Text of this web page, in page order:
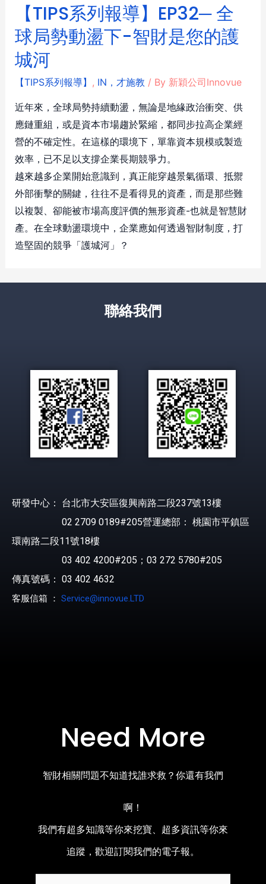
【TIPS系列報導】EP32─ 全
球局勢動盪下-智財是您的護
城河
【TIPS系列報導】 , IN，才施教 / By 新穎公司Innovue
近年來，全球局勢持續動盪，無論是地緣政治衝突、供
應鏈重組，或是資本市場趨於緊縮，都同步拉高企業經
營的不確定性。在這樣的環境下，單靠資本規模或製造
效率，已不足以支撐企業長期競爭力。
越來越多企業開始意識到，真正能穿越景氣循環、抵禦
外部衝擊的關鍵，往往不是看得見的資產，而是那些難
以複製、卻能被市場高度評價的無形資產-也就是智慧財
產。在全球動盪環境中，企業應如何透過智財制度，打
造堅固的競爭「護城河」？
聯絡我們
研發中心： 台北市大安區復興南路二段237號13樓
02 2709 0189#205營運總部： 桃園市平鎮區
環南路二段11號18樓
03 402 4200#205；03 272 5780#205
傳真號碼： 03 402 4632
客服信箱 ： Service@innovue.LTD
Need More
智財相關問題不知道找誰求救？你還有我們
啊！
我們有超多知識等你來挖寶、超多資訊等你來
追蹤，歡迎訂閱我們的電子報。